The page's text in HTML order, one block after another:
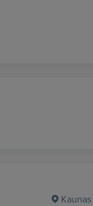
Kaunas